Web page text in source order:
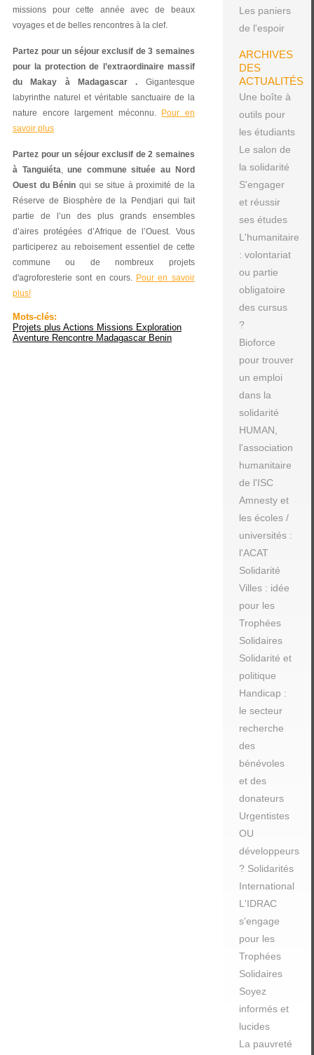
missions pour cette année avec de beaux
voyages et de belles rencontres à la clef.
Partez pour un séjour exclusif de 3 semaines
pour la protection de l’extraordinaire massif
du Makay à Madagascar . Gigantesque
labyrinthe naturel et véritable sanctuaire de la
nature encore largement méconnu. Pour en
savoir plus
Partez pour un séjour exclusif de 2 semaines
à Tanguiéta,une commune située au Nord
Ouest du Bénin qui se situe à proximité de la
Réserve de Biosphère de la Pendjari qui fait
partie de l’un des plus grands ensembles
d’aires protégées d’Afrique de l’Ouest. Vous
participerez au reboisement essentiel de cette
commune ou de nombreux projets
d'agroforesterie sont en cours. Pour en savoir
plus!
Mots-clés:
Projets plus Actions Missions Exploration
Aventure Rencontre Madagascar Benin
Les paniers
de l'espoir
ARCHIVES
DES
ACTUALITÉS
Une boîte à
outils pour
les étudiants
Le salon de
la solidarité
S'engager
et réussir
ses études
L'humanitaire
: volontariat
ou partie
obligatoire
des cursus
?
Bioforce
pour trouver
un emploi
dans la
solidarité
HUMAN,
l'association
humanitaire
de l'ISC
Amnesty et
les écoles /
universités :
l'ACAT
Solidarité
Villes : idée
pour les
Trophées
Solidaires
Solidarité et
politique
Handicap :
le secteur
recherche
des
bénévoles
et des
donateurs
Urgentistes
OU
développeurs
? Solidarités
International
L'IDRAC
s'engage
pour les
Trophées
Solidaires
Soyez
informés et
lucides
La pauvreté